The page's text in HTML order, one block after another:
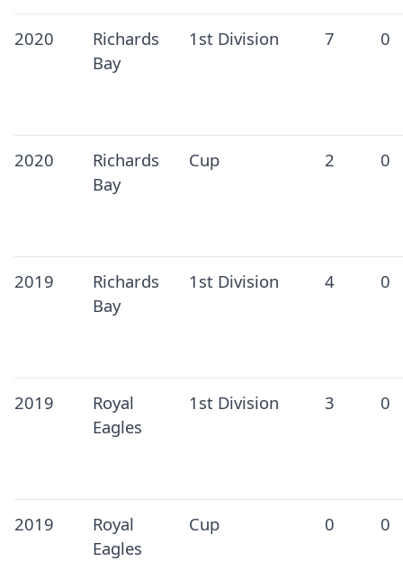
2020
Richards
Bay
1st Division 7 0
2020
Richards
Bay
Cup 2 0
2019
Richards
Bay
1st Division 4 0
2019
Royal
Eagles
1st Division 3 0
2019
Royal
Eagles
Cup 0 0